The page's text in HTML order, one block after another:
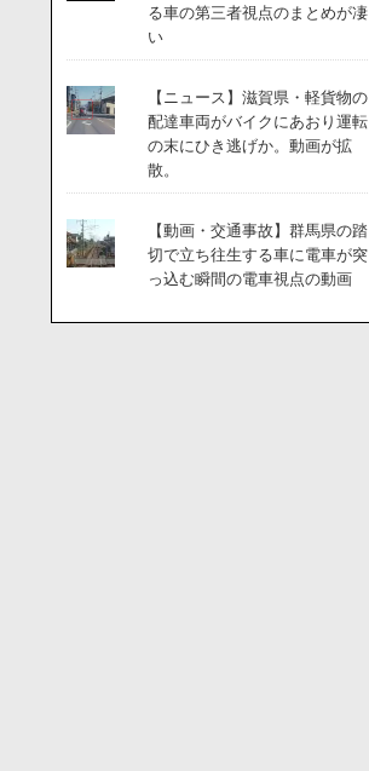
る車の第三者視点のまとめが凄
い
【ニュース】滋賀県・軽貨物の
配達車両がバイクにあおり運転
の末にひき逃げか。動画が拡
散。
【動画・交通事故】群馬県の踏
切で立ち往生する車に電車が突
っ込む瞬間の電車視点の動画